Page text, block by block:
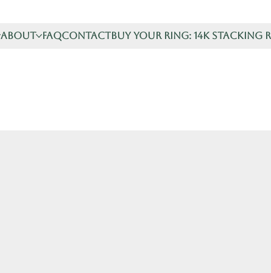
About FAQContactBuy your ring: 14K stacking